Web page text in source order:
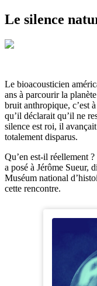
Le silence
Le bioacousticien
ans à parcourir la
bruit anthropique, c’est
qu’il déclarait qu’il ne
silence est roi, il
totalement disparus.
Qu’en est-il réellement
a posé à Jérôme Sueur,
Muséum national
cette rencontre.